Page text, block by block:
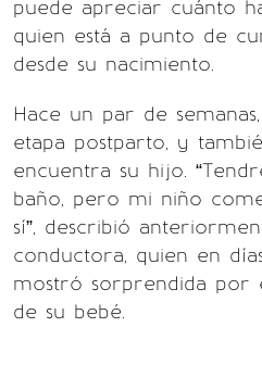
puede apreciar cuánto
quien está a punto de
desde su nacimiento.
Hace un par de
etapa postparto, y
encuentra su hijo.
baño, pero mi niño
sí”, describió
conductora, quien en
mostró sorprendida por
de su bebé.